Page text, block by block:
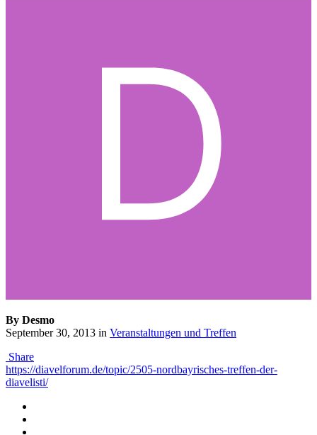
By Desmo
September 30, 2013 in Veranstaltungen und Treffen
Share
https://diavelforum.de/topic/2505-nordbayrisches-treffen-der-
diavelisti/